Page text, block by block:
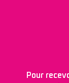
Pour